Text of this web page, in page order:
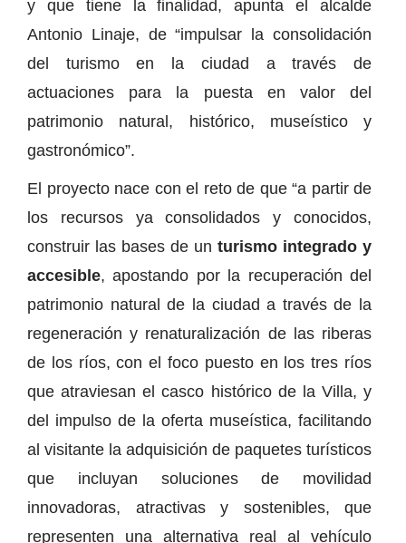
y que tiene la finalidad, apunta el alcalde
Antonio Linaje, de “impulsar la consolidación
del turismo en la ciudad a través de
actuaciones para la puesta en valor del
patrimonio natural, histórico, museístico y
gastronómico”.
El proyecto nace con el reto de que “a partir de
los recursos ya consolidados y conocidos,
construir las bases de un turismo integrado y
accesible, apostando por la recuperación del
patrimonio natural de la ciudad a través de la
regeneración y renaturalización de las riberas
de los ríos, con el foco puesto en los tres ríos
que atraviesan el casco histórico de la Villa, y
del impulso de la oferta museística, facilitando
al visitante la adquisición de paquetes turísticos
que incluyan soluciones de movilidad
innovadoras, atractivas y sostenibles, que
representen una alternativa real al vehículo